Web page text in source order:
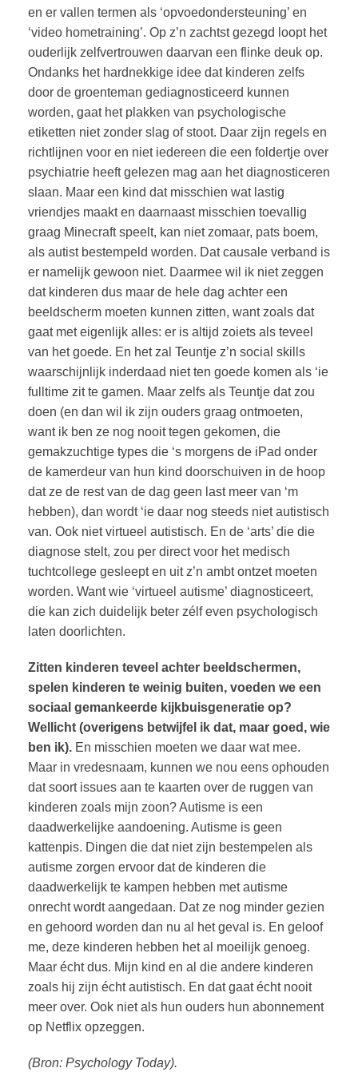
en er vallen termen als ‘opvoedondersteuning’ en
‘video hometraining’. Op z’n zachtst gezegd loopt het
ouderlijk zelfvertrouwen daarvan een flinke deuk op.
Ondanks het hardnekkige idee dat kinderen zelfs
door de groenteman gediagnosticeerd kunnen
worden, gaat het plakken van psychologische
etiketten niet zonder slag of stoot. Daar zijn regels en
richtlijnen voor en niet iedereen die een foldertje over
psychiatrie heeft gelezen mag aan het diagnosticeren
slaan. Maar een kind dat misschien wat lastig
vriendjes maakt en daarnaast misschien toevallig
graag Minecraft speelt, kan niet zomaar, pats boem,
als autist bestempeld worden. Dat causale verband is
er namelijk gewoon niet. Daarmee wil ik niet zeggen
dat kinderen dus maar de hele dag achter een
beeldscherm moeten kunnen zitten, want zoals dat
gaat met eigenlijk alles: er is altijd zoiets als teveel
van het goede. En het zal Teuntje z’n social skills
waarschijnlijk inderdaad niet ten goede komen als ‘ie
fulltime zit te gamen. Maar zelfs als Teuntje dat zou
doen (en dan wil ik zijn ouders graag ontmoeten,
want ik ben ze nog nooit tegen gekomen, die
gemakzuchtige types die ‘s morgens de iPad onder
de kamerdeur van hun kind doorschuiven in de hoop
dat ze de rest van de dag geen last meer van ‘m
hebben), dan wordt ‘ie daar nog steeds niet autistisch
van. Ook niet virtueel autistisch. En de ‘arts’ die die
diagnose stelt, zou per direct voor het medisch
tuchtcollege gesleept en uit z’n ambt ontzet moeten
worden. Want wie ‘virtueel autisme’ diagnosticeert,
die kan zich duidelijk beter zélf even psychologisch
laten doorlichten.
Zitten kinderen teveel achter beeldschermen,
spelen kinderen te weinig buiten, voeden we een
sociaal gemankeerde kijkbuisgeneratie op?
Wellicht (overigens betwijfel ik dat, maar goed, wie
ben ik).En misschien moeten we daar wat mee.
Maar in vredesnaam, kunnen we nou eens ophouden
dat soort issues aan te kaarten over de ruggen van
kinderen zoals mijn zoon? Autisme is een
daadwerkelijke aandoening. Autisme is geen
kattenpis. Dingen die dat niet zijn bestempelen als
autisme zorgen ervoor dat de kinderen die
daadwerkelijk te kampen hebben met autisme
onrecht wordt aangedaan. Dat ze nog minder gezien
en gehoord worden dan nu al het geval is. En geloof
me, deze kinderen hebben het al moeilijk genoeg.
Maar écht dus. Mijn kind en al die andere kinderen
zoals hij zijn écht autistisch. En dat gaat écht nooit
meer over. Ook niet als hun ouders hun abonnement
op Netflix opzeggen.
(Bron: Psychology Today).